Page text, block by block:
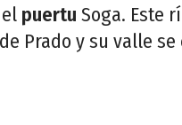
puertu Soga. Este
Prado y su valle